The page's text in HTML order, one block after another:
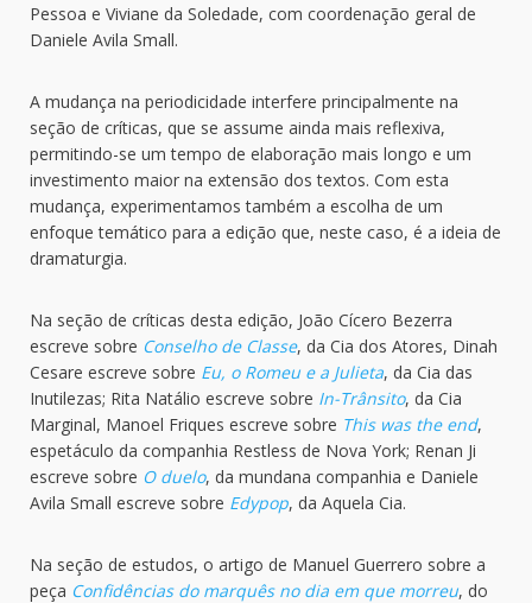
Pessoa e Viviane da Soledade, com coordenação geral de
Daniele Avila Small.
A mudança na periodicidade interfere principalmente na
seção de críticas, que se assume ainda mais reflexiva,
permitindo-se um tempo de elaboração mais longo e um
investimento maior na extensão dos textos. Com esta
mudança, experimentamos também a escolha de um
enfoque temático para a edição que, neste caso, é a ideia de
dramaturgia.
Na seção de críticas desta edição, João Cícero Bezerra
escreve sobre Conselho de Classe, da Cia dos Atores, Dinah
Cesare escreve sobre Eu, o Romeu e a Julieta, da Cia das
Inutilezas; Rita Natálio escreve sobre In-Trânsito, da Cia
Marginal, Manoel Friques escreve sobre This was the end,
espetáculo da companhia Restless de Nova York; Renan Ji
escreve sobre O duelo, da mundana companhia e Daniele
Avila Small escreve sobre Edypop, da Aquela Cia.
Na seção de estudos, o artigo de Manuel Guerrero sobre a
peça Confidências do marquês no dia em que morreu, do